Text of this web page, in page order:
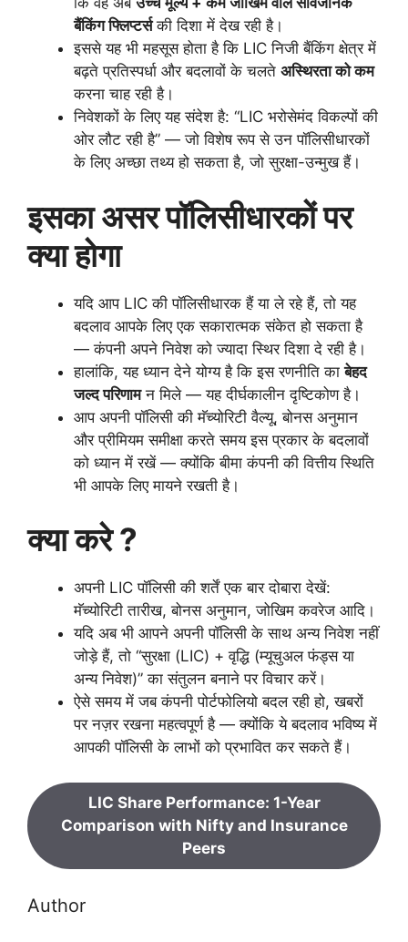
बैंकिंग फ्लिप्टर्सकी दिशा में देख रही है।
इससे यह भी महसूस होता है कि LIC निजी बैंकिंग क्षेत्र में
बढ़ते प्रतिस्पर्धा और बदलावों के चलते अस्थिरता को कम
करना चाह रही है।
निवेशकों के लिए यह संदेश है: “LIC भरोसेमंद विकल्पों की
ओर लौट रही है” — जो विशेष रूप से उन पॉलिसीधारकों
के लिए अच्छा तथ्य हो सकता है, जो सुरक्षा-उन्मुख हैं।
इसका असर पॉलिसीधारकों पर
क्या होगा
यदि आप LIC की पॉलिसीधारक हैं या ले रहे हैं, तो यह
बदलाव आपके लिए एक सकारात्मक संकेत हो सकता है
— कंपनी अपने निवेश को ज्यादा स्थिर दिशा दे रही है।
हालांकि, यह ध्यान देने योग्य है कि इस रणनीति काबेहद
जल्द परिणामन मिले — यह दीर्घकालीन दृष्टिकोण है।
आप अपनी पॉलिसी की मॅच्योरिटी वैल्यू, बोनस अनुमान
और प्रीमियम समीक्षा करते समय इस प्रकार के बदलावों
को ध्यान में रखें — क्योंकि बीमा कंपनी की वित्तीय स्थिति
भी आपके लिए मायने रखती है।
क्या करे ?
अपनी LIC पॉलिसी की शर्तें एक बार दोबारा देखें:
मॅच्योरिटी तारीख, बोनस अनुमान, जोखिम कवरेज आदि।
यदि अब भी आपने अपनी पॉलिसी के साथ अन्य निवेश नहीं
जोड़े हैं, तो “सुरक्षा (LIC) + वृद्धि (म्यूचुअल फंड्स या
अन्य निवेश)” का संतुलन बनाने पर विचार करें।
ऐसे समय में जब कंपनी पोर्टफोलियो बदल रही हो, खबरों
पर नज़र रखना महत्वपूर्ण है — क्योंकि ये बदलाव भविष्य में
आपकी पॉलिसी के लाभों को प्रभावित कर सकते हैं।
LIC Share Performance: 1-Year
Comparison with Nifty and Insurance
Peers
Author